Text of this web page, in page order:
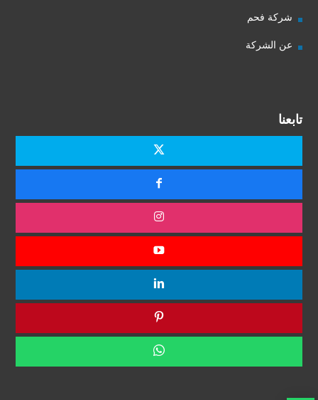
شركة فحم
عن الشركة
تابعنا